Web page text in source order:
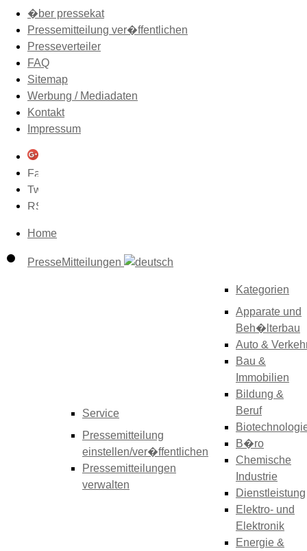
�ber pressekat
Pressemitteilung ver�ffentlichen
Presseverteiler
FAQ
Sitemap
Werbung / Mediadaten
Kontakt
Impressum
Home
PresseMitteilungen
Service
Pressemitteilung
einstellen/ver�ffentlichen
Pressemitteilungen
verwalten
Kategorien
Apparate und
Beh�lterbau
Auto &
Bau &
Immobilien
Bildung &
Beruf
B�ro
Chemische
Industrie
Dienstleistung
Elektro- und
Elektronik
Energie &